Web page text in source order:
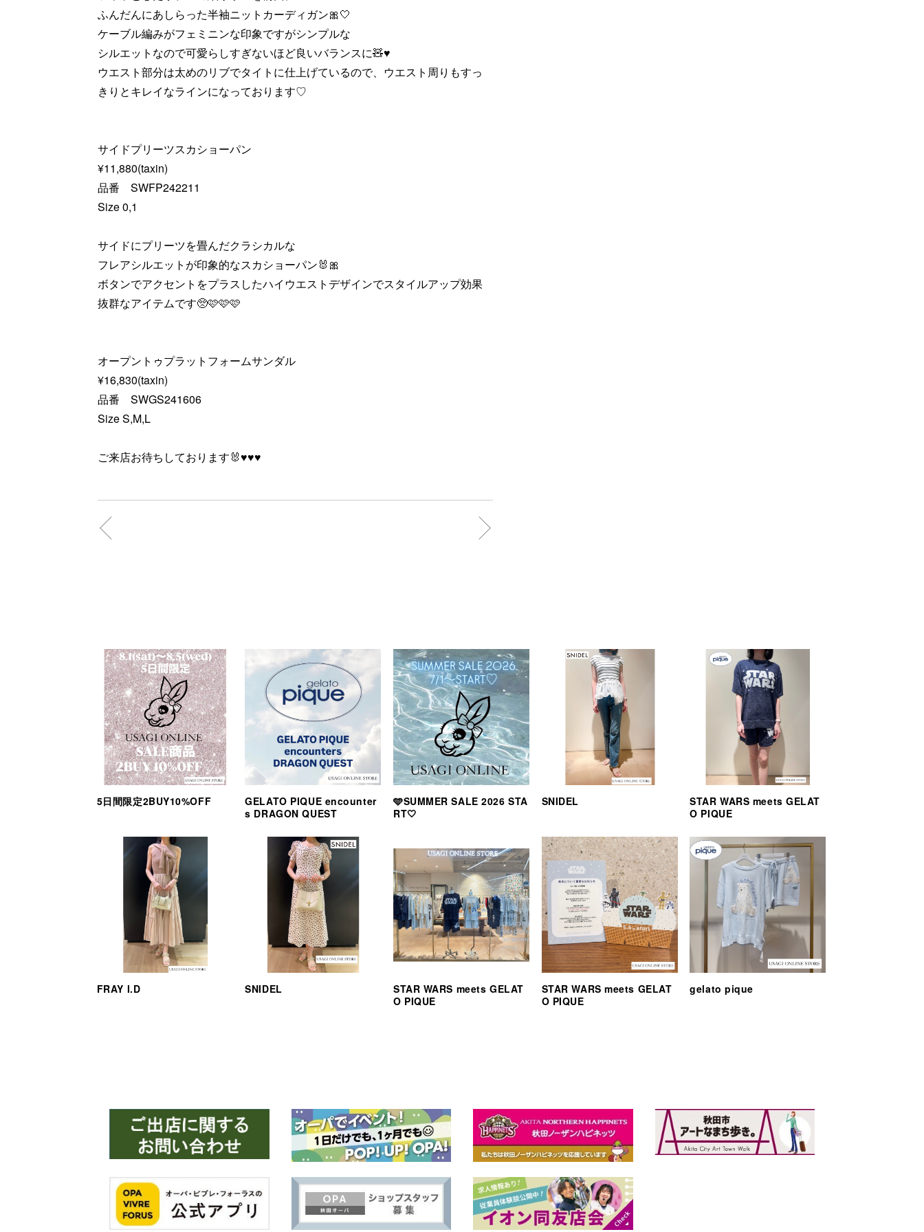
ふんだんにあしらった半袖ニットカーディガン🎀🤍
ケーブル編みがフェミニンな印象ですがシンプルな
シルエットなので可愛らしすぎないほど良いバランスに🧸♥️
ウエスト部分は太めのリブでタイトに仕上げているので、ウエスト周りもすっ
きりとキレイなラインになっております♡
サイドプリーツスカショーパン
¥11,880(taxin)
品番 SWFP242211
Size 0,1
サイドにプリーツを畳んだクラシカルな
フレアシルエットが印象的なスカショーパン🐰🎀
ボタンでアクセントをプラスしたハイウエストデザインでスタイルアップ効果
抜群なアイテムです🥺🩷🩷🩷
オープントゥプラットフォームサンダル
¥16,830(taxin)
品番 SWGS241606
Size S,M,L
ご来店お待ちしております🐰♥️♥️♥️
5日間限定2BUY10%OFF
GELATO PIQUE encounter
s DRAGON QUEST
🩵SUMMER SALE 2026 STA
RT🤍
SNIDEL
STAR WARS meets GELAT
O PIQUE
FRAY I.D SNIDEL
STAR WARS meets GELAT
O PIQUE
STAR WARS meets GELAT
O PIQUE
gelato pique